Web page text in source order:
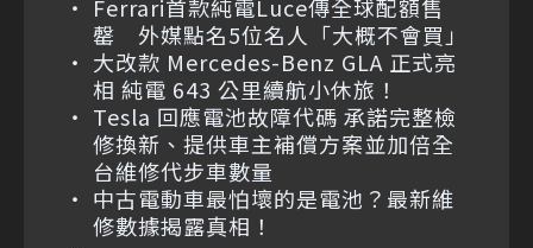
Ferrari首款純電Luce傳全球配額售
罄 外媒點名5位名人「大概不會買」
大改款 Mercedes-Benz GLA 正式亮
相 純電 643 公里續航小休旅！
Tesla 回應電池故障代碼 承諾完整檢
修換新、提供車主補償方案並加倍全
台維修代步車數量
中古電動車最怕壞的是電池？最新維
修數據揭露真相！